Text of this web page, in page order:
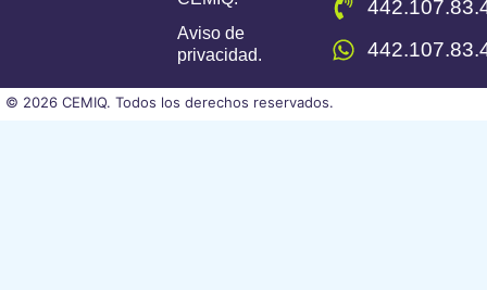
Aviso de
privacidad.
© 2026 CEMIQ. Todos los derechos reservados.